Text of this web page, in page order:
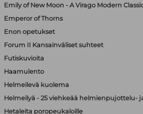
Emily of New Moon - A Virago Modern
Emperor of Thorns
Enon opetukset
Forum II Kansainväliset suhteet
Futiskuvioita
Haamulento
Helmeilevä kuolema
Helmeilyä - 25 viehkeää helmienpujottelu-
Hetaleita poropeukaloille